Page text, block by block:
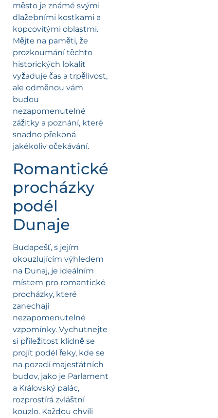
město je známé svými
dlažebními kostkami a
kopcovitými oblastmi.
Mějte na paměti, že
prozkoumání těchto
historických lokalit
vyžaduje čas a trpělivost,
ale odměnou vám
budou
nezapomenutelné
zážitky a poznání, které
snadno překoná
jakékoliv očekávání.
Romantické
procházky
podél
Dunaje
Budapešť, s jejím
okouzlujícím výhledem
na Dunaj, je ideálním
místem pro romantické
procházky, které
zanechají
nezapomenutelné
vzpomínky. Vychutnejte
si příležitost klidně se
projít podél řeky, kde se
na pozadí majestátních
budov, jako je Parlament
a Královský palác,
rozprostírá zvláštní
kouzlo. Každou chvíli